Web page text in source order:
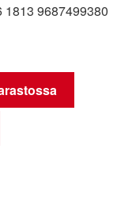
9687499380